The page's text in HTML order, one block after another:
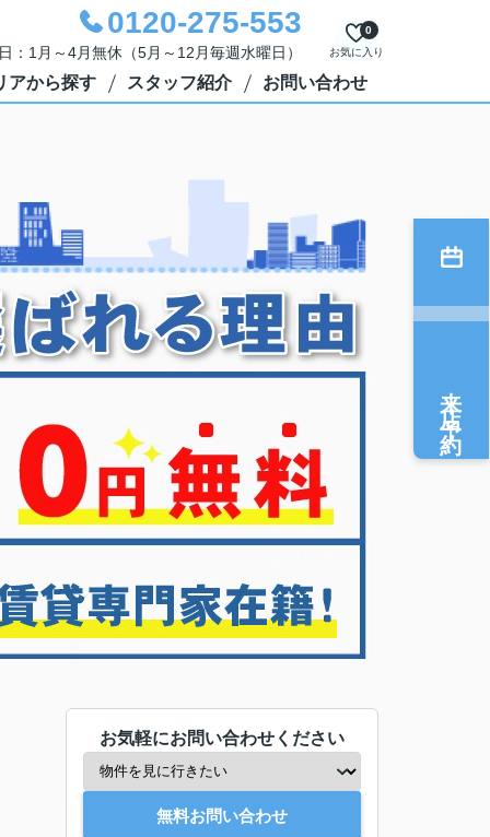
0120-275-553
1月～4月無休（5月～12月毎週水曜日） お気に入り
0
アから探す スタッフ紹介 お問い合わせ
お気軽にお問い合わせください
無料お問い合わせ
来店予約